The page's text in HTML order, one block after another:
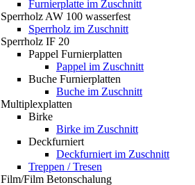
Furnierplatte im Zuschnitt
Sperrholz AW 100 wasserfest
Sperrholz im Zuschnitt
Sperrholz IF 20
Pappel Furnierplatten
Pappel im Zuschnitt
Buche Furnierplatten
Buche im Zuschnitt
Multiplexplatten
Birke
Birke im Zuschnitt
Deckfurniert
Deckfurniert im Zuschnitt
Treppen / Tresen
Film/Film Betonschalung